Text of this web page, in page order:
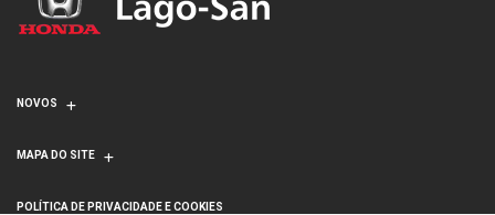
NOVOS
MAPA DO SITE
POLÍTICA DE PRIVACIDADE E COOKIES